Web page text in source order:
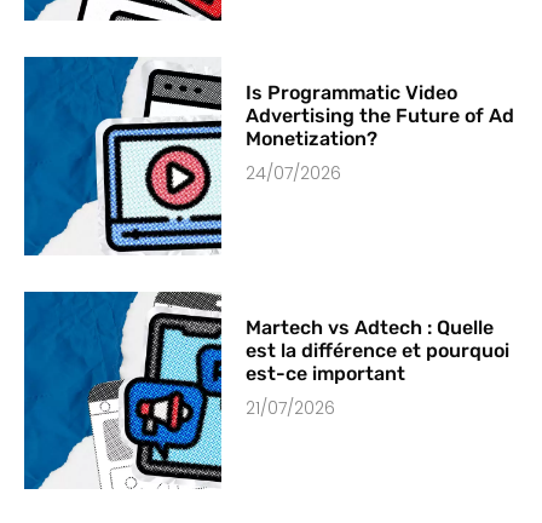
Is Programmatic Video
Advertising the Future of Ad
Monetization?
24/07/2026
Martech vs Adtech : Quelle
est la différence et pourquoi
est-ce important
21/07/2026